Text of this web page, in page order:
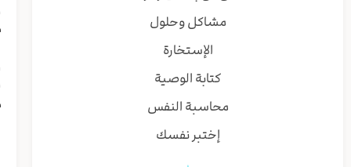
مشاكل وحلول
الإستخارة
كتابة الوصية
محاسبة النفس
إختبر نفسك